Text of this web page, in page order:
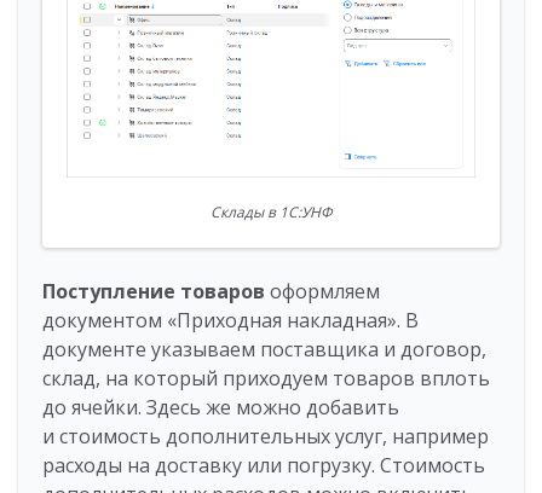
Склады в 1С:УНФ
Поступление товаров оформляем
документом «Приходная накладная». В
документе указываем поставщика и договор,
склад, на который приходуем товаров вплоть
до ячейки. Здесь же можно добавить
и стоимость дополнительных услуг, например
расходы на доставку или погрузку. Стоимость